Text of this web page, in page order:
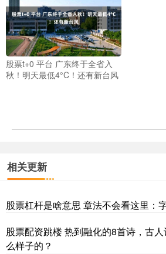
股票t+0 平台 广东终于全省入
秋！明天最低4°C！还有新台风
相关更新
股票杠杆是啥意思 章法不会看这里：
股票配资跳楼 热到融化的8首诗，古
么样子的？